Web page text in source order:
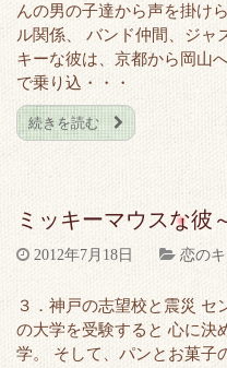
んの男の子達から声を掛け
ル関係、 バンド仲間、ジャ
キーな彼は、京都から岡山
で乗り込・・・
続きを読む
ミッキーマウスな彼
2012年7月18日 恋の
３．神戸の志望校と震災 セ
の大学を受験すると 心に決
学。 そして、パンとお菓子